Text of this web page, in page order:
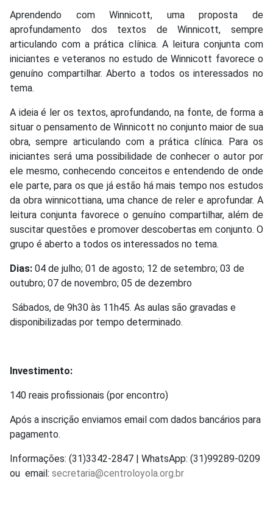
Aprendendo com Winnicott, uma proposta de
aprofundamento dos textos de Winnicott, sempre
articulando com a prática clínica. A leitura conjunta com
iniciantes e veteranos no estudo de Winnicott favorece o
genuíno compartilhar. Aberto a todos os interessados no
tema.
A ideia é ler os textos, aprofundando, na fonte, de forma a
situar o pensamento de Winnicott no conjunto maior de sua
obra, sempre articulando com a prática clínica. Para os
iniciantes será uma possibilidade de conhecer o autor por
ele mesmo, conhecendo conceitos e entendendo de onde
ele parte, para os que já estão há mais tempo nos estudos
da obra winnicottiana, uma chance de reler e aprofundar. A
leitura conjunta favorece o genuíno compartilhar, além de
suscitar questões e promover descobertas em conjunto. O
grupo é aberto a todos os interessados no tema.
Dias: 04 de julho; 01 de agosto; 12 de setembro; 03 de
outubro; 07 de novembro; 05 de dezembro
Sábados, de 9h30 às 11h45. As aulas são gravadas e
disponibilizadas por tempo determinado.
Investimento:
140 reais profissionais (por encontro)
Após a inscrição enviamos email com dados bancários para
pagamento.
Informações: (31)3342-2847 | WhatsApp: (31)99289-0209
ou email: secretaria@centroloyola.org.br